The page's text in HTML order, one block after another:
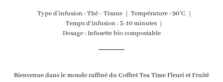
Type d'infusion : Thé - Tisane
Température : 90°C
Temps d'infusion : 5-10 minutes
Dosage : Infusette bio compostable
Bienvenue dans le monde raffiné du Coffret Tea Time Fleuri et Fruité